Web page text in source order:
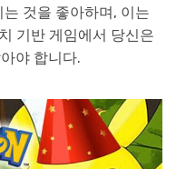
것을 좋아하며, 이는
기반 게임에서 당신은
야 합니다.